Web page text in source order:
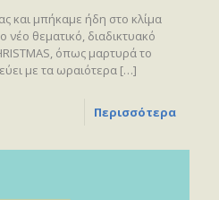
και μπήκαμε ήδη στο κλίμα
θεματικό, διαδικτυακό
όπως μαρτυρά το
με τα ωραιότερα […]
Περισσότερα